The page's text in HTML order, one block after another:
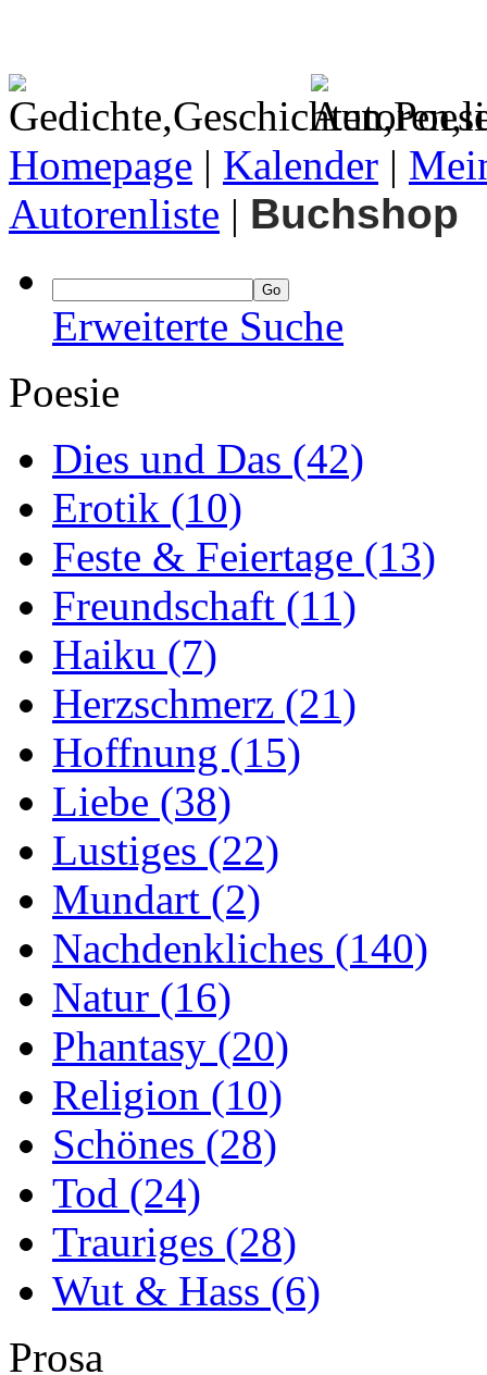
Homepage | Kalender |
Autorenliste | Buchshop
Erweiterte Suche
Poesie
Dies und Das (42)
Erotik (10)
Feste & Feiertage (13)
Freundschaft (11)
Haiku (7)
Herzschmerz (21)
Hoffnung (15)
Liebe (38)
Lustiges (22)
Mundart (2)
Nachdenkliches (140)
Natur (16)
Phantasy (20)
Religion (10)
Schönes (28)
Tod (24)
Trauriges (28)
Wut & Hass (6)
Prosa